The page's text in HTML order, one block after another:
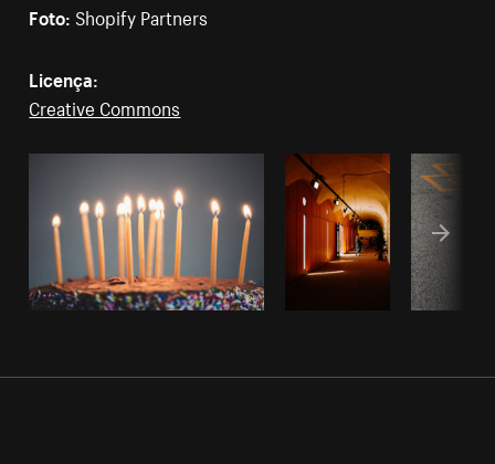
Foto: Shopify Partners
Licença:
Creative Commons